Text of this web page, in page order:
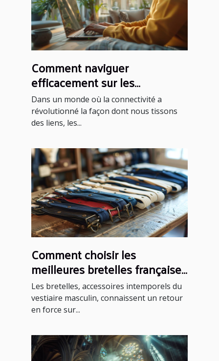
Comment naviguer
efficacement sur les
plateformes de rencontres
sérieuses
Dans un monde où la connectivité a
révolutionné la façon dont nous tissons
des liens, les...
Comment choisir les
meilleures bretelles françaises
pour chaque occasion
Les bretelles, accessoires intemporels du
vestiaire masculin, connaissent un retour
en force sur...